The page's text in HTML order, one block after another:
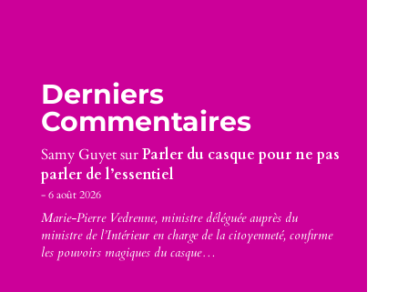
Derniers
Commentaires
Samy GuyetsurParler du casque pour ne pas
parler de l’essentiel
6 août 2026
Marie-Pierre Vedrenne, ministre déléguée auprès du
ministre de l’Intérieur en charge de la citoyenneté, confirme
les pouvoirs magiques du casque…